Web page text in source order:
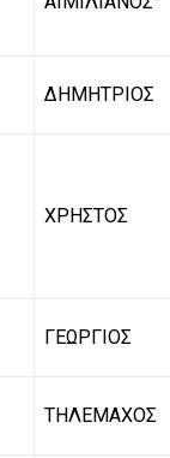
ΔΗΜΗΤΡΙΟΣ
ΧΡΗΣΤΟΣ
ΓΕΩΡΓΙΟΣ
ΤΗΛΕΜΑΧΟΣ